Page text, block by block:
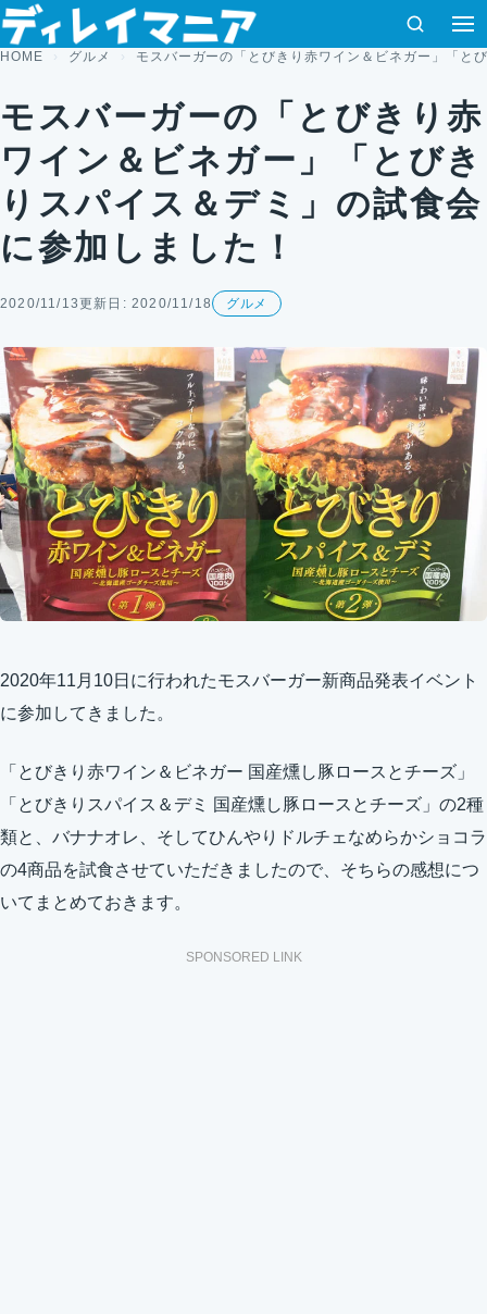
コンテンツへスキップ
検索
HOME グルメ モスバーガーの「とびきり赤ワイン＆ビネガー」「と
モスバーガーの「とびきり赤
ワイン＆ビネガー」「とびき
りスパイス＆デミ」の試食会
に参加しました！
2020/11/13更新日: 2020/11/18 グルメ
2020年11月10日に行われたモスバーガー新商品発表イベント
に参加してきました。
「とびきり赤ワイン＆ビネガー 国産燻し豚ロースとチーズ」
「とびきりスパイス＆デミ 国産燻し豚ロースとチーズ」の2種
類と、バナナオレ、そしてひんやりドルチェなめらかショコラ
の4商品を試食させていただきましたので、そちらの感想につ
いてまとめておきます。
SPONSORED LINK